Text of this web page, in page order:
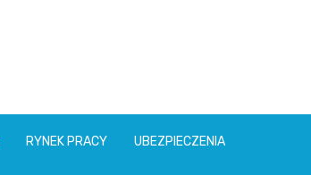
RYNEK PRACY UBEZPIECZENIA